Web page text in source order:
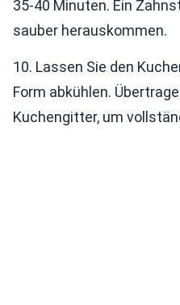
35-40 Minuten. Ein
sauber herauskommen.
10. Lassen Sie den
Form abkühlen.
Kuchengitter, um